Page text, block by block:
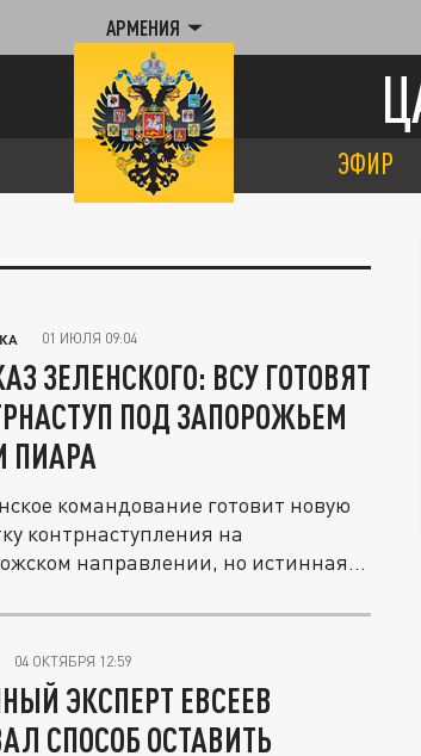
АРМЕНИЯ
ЭФИР
01 ИЮЛЯ 09:04
ЗЕЛЕНСКОГО: ВСУ ГОТОВЯТ
ПОД ЗАПОРОЖЬЕМ
ПИАРА
командование готовит новую
контрнаступления на
направлении, но истинная
04 ОКТЯБРЯ 12:59
ЭКСПЕРТ ЕВСЕЕВ
СПОСОБ ОСТАВИТЬ